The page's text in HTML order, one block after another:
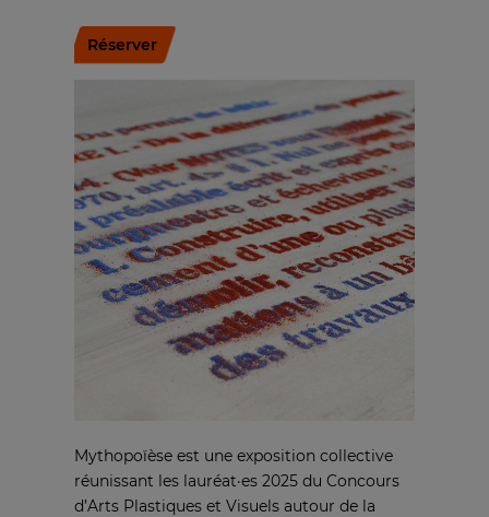
Réserver
Mythopoïèse est une exposition collective
réunissant les lauréat·es 2025 du Concours
d’Arts Plastiques et Visuels autour de la